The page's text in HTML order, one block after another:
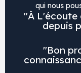
qui nous
"À L'écoute
depuis
"Bon